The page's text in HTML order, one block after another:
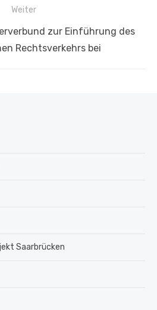
Weiter
zur Einführung des
Rechtsverkehrs bei
Saarbrücken